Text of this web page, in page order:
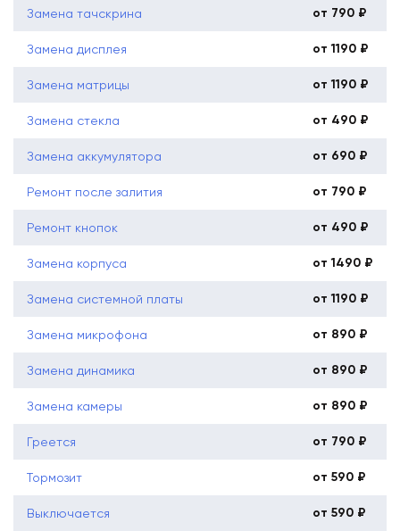
Замена тачскрина от 790 ₽
Замена дисплея от 1190 ₽
Замена матрицы от 1190 ₽
Замена стекла от 490 ₽
Замена аккумулятора от 690 ₽
Ремонт после залития от 790 ₽
Ремонт кнопок от 490 ₽
Замена корпуса от 1490 ₽
Замена системной платы от 1190 ₽
Замена микрофона от 890 ₽
Замена динамика от 890 ₽
Замена камеры от 890 ₽
Греется от 790 ₽
Тормозит от 590 ₽
Выключается от 590 ₽